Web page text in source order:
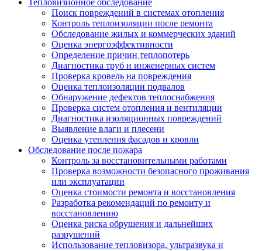
Тепловизионное обследование
Поиск повреждений в системах отопления
Контроль теплоизоляции после ремонта
Обследование жилых и коммерческих зданий
Оценка энергоэффективности
Определение причин теплопотерь
Диагностика труб и инженерных систем
Проверка кровель на повреждения
Оценка теплоизоляции подвалов
Обнаружение дефектов теплоснабжения
Проверка систем отопления и вентиляции
Диагностика изоляционных повреждений
Выявление влаги и плесени
Оценка утепления фасадов и кровли
Обследование после пожара
Контроль за восстановительными работами
Проверка возможности безопасного проживания
или эксплуатации
Оценка стоимости ремонта и восстановления
Разработка рекомендаций по ремонту и
восстановлению
Оценка риска обрушения и дальнейших
разрушений
Использование тепловизора, ультразвука и